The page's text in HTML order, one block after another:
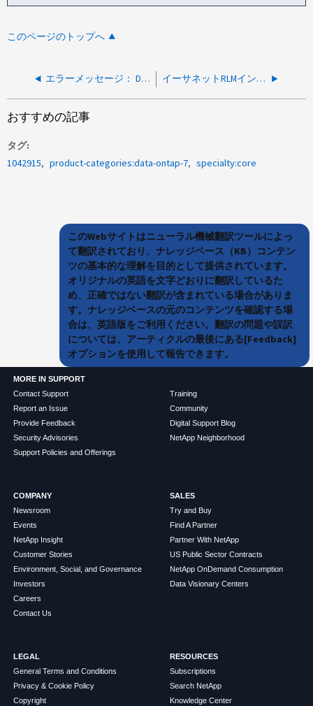
このページのトップへ
エラーメッセージ： Decrypt integrity check failed イーサネットRLMインターフェイスとe0Mインターフェイスが停止し続ける
おすすめの記事
タグ
1042915
product-categories:data-ontap-7 specialty:core
このWebサイトはニューラル機械翻訳ツールによっ
て翻訳されており、ナレッジベース（KB）コンテン
ツの基本的な理解を目的として提供されています。
オリジナルの英語を文字どおりに翻訳しているた
め、正確ではない翻訳が含まれている場合がありま
す。ナレッジベースの元のコンテンツを確認する場
合は、英語版をご利用ください。翻訳の問題や誤訳
については、アーティクルの最後にある[Feedback]
オプションを使用して報告できます。
MORE IN SUPPORT
Contact Support
Report an Issue
Provide Feedback
Security Advisories
Support Policies and Offerings
Training
Community
Digital Support Blog
NetApp Neighborhood
COMPANY
Newsroom
Events
NetApp Insight
Customer Stories
Environment, Social, and Governance
Investors
Careers
Contact Us
SALES
Try and Buy
Find A Partner
Partner With NetApp
US Public Sector Contracts
NetApp OnDemand Consumption
Data Visionary Centers
LEGAL
General Terms and Conditions
Privacy & Cookie Policy
Copyright
RESOURCES
Subscriptions
Search NetApp
Knowledge Center